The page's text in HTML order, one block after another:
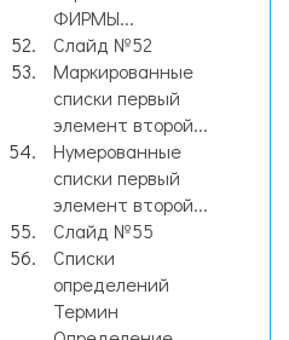
ФИРМЫ...
Слайд №52
Маркированные
списки первый
элемент второй...
Нумерованные
списки первый
элемент второй...
Слайд №55
Списки
определений
Термин